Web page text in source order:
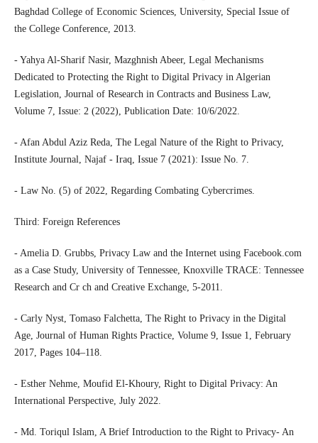
Baghdad College of Economic Sciences, University, Special Issue of
the College Conference, 2013.
- Yahya Al-Sharif Nasir, Mazghnish Abeer, Legal Mechanisms
Dedicated to Protecting the Right to Digital Privacy in Algerian
Legislation, Journal of Research in Contracts and Business Law,
Volume 7, Issue: 2 (2022), Publication Date: 10/6/2022.
- Afan Abdul Aziz Reda, The Legal Nature of the Right to Privacy,
Institute Journal, Najaf - Iraq, Issue 7 (2021): Issue No. 7.
- Law No. (5) of 2022, Regarding Combating Cybercrimes.
Third: Foreign References
- Amelia D. Grubbs, Privacy Law and the Internet using Facebook.com
as a Case Study, University of Tennessee, Knoxville TRACE: Tennessee
Research and Cr ch and Creative Exchange, 5-2011.
- Carly Nyst, Tomaso Falchetta, The Right to Privacy in the Digital
Age, Journal of Human Rights Practice, Volume 9, Issue 1, February
2017, Pages 104–118.
- Esther Nehme, Moufid El-Khoury, Right to Digital Privacy: An
International Perspective, July 2022.
- Md. Toriqul Islam, A Brief Introduction to the Right to Privacy- An